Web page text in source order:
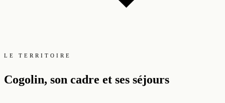
LE TERRITOIRE
Cogolin, son cadre et ses séjours